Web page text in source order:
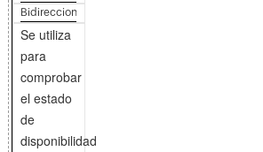
Bidireccional
Se utiliza
para
comprobar
el estado
de
disponibilidad